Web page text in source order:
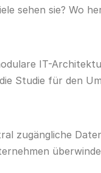
sehen sie? Wo
IT-
Studie für den
zugängliche